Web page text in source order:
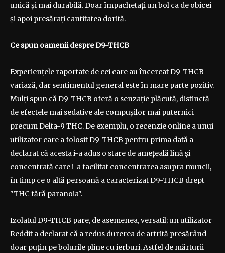
unică și mai durabilă. Doar împachetați un bol ca de obicei
și apoi presărați cantitatea dorită.
Ce spun oamenii despre D9-THCB
Experiențele raportate de cei care au încercat D9-THCB
variază, dar sentimentul general este în mare parte pozitiv.
Mulți spun că D9-THCB oferă o senzație plăcută, distinctă
de efectele mai sedative ale compușilor mai puternici
precum Delta-9 THC. De exemplu, o recenzie online a unui
utilizator care a folosit D9-THCB pentru prima dată a
declarat că acesta i-a adus o stare de amețeală lină și
concentrată care i-a facilitat concentrarea asupra muncii,
în timp ce o altă persoană a caracterizat D9-THCB drept
"THC fără paranoia".
Izolatul D9-THCB pare, de asemenea, versatil; un utilizator
Reddit a declarat că a redus durerea de artrită presărând
doar puțin pe bolurile pline cu ierburi. Astfel de mărturii